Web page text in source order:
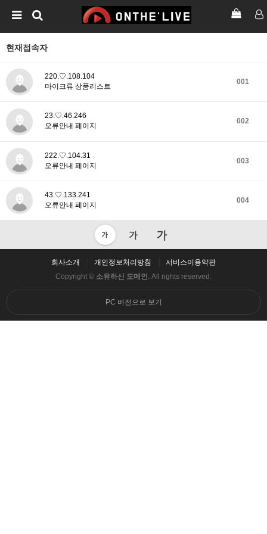
현재접속자
001
220.♡.108.104
마이크류 상품리스트
002
23.♡.46.246
오류안내 페이지
003
222.♡.104.31
오류안내 페이지
004
43.♡.133.241
오류안내 페이지
회사소개 개인정보처리방침
서비스이용약관
Copyright © 소유하신 도메인. All rights reserved.
PC 버전으로 보기